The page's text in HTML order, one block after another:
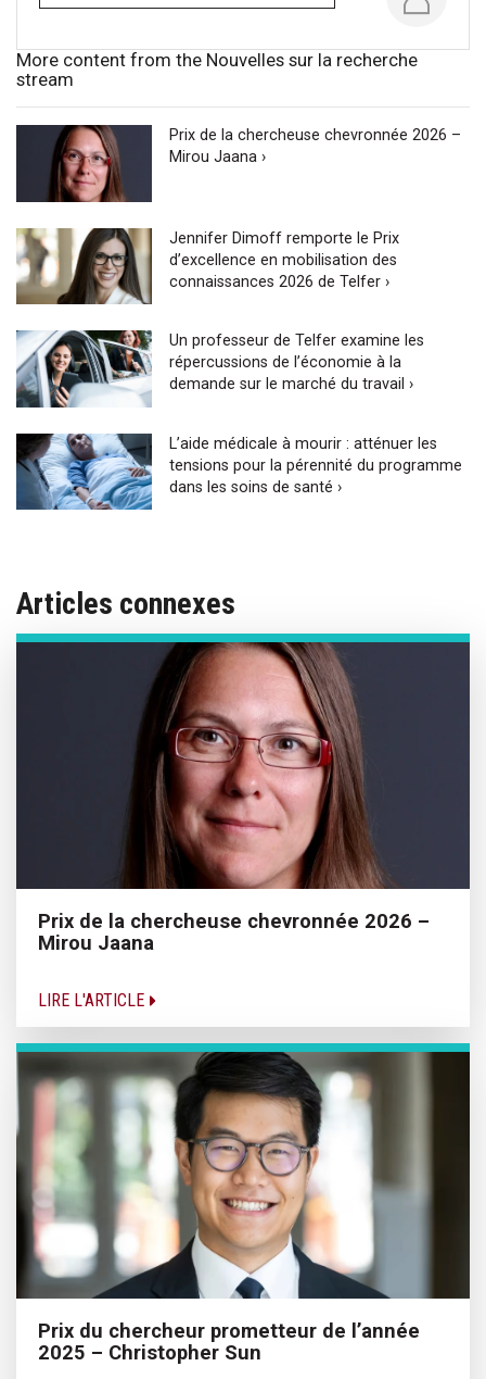
More content from the Nouvelles sur la recherche
stream
Prix de la chercheuse chevronnée 2026 –
Mirou Jaana ›
Jennifer Dimoff remporte le Prix
d’excellence en mobilisation des
connaissances 2026 de Telfer ›
Un professeur de Telfer examine les
répercussions de l’économie à la
demande sur le marché du travail ›
L’aide médicale à mourir : atténuer les
tensions pour la pérennité du programme
dans les soins de santé ›
Articles connexes
Prix de la chercheuse chevronnée 2026 –
Mirou Jaana
LIRE L'ARTICLE
Prix du chercheur prometteur de l’année
2025 – Christopher Sun